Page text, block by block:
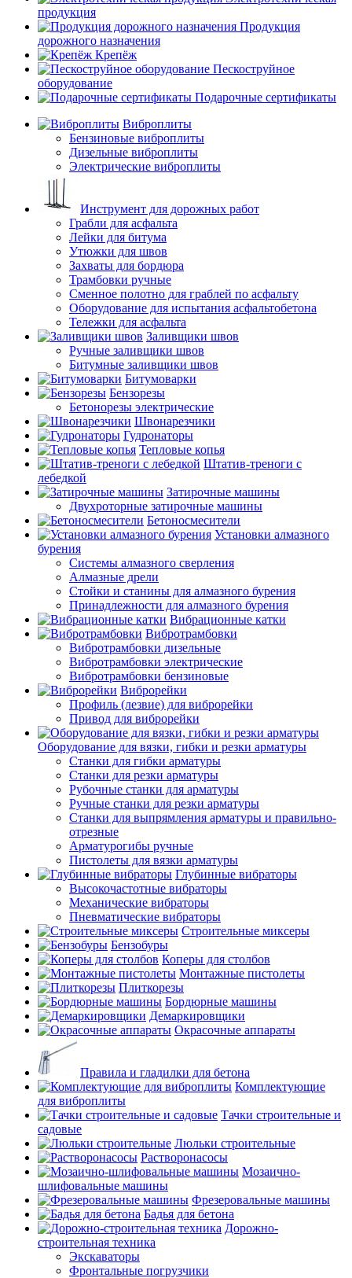
продукция
Продукция
дорожного назначения
Крепёж
Пескоструйное
оборудование
Подарочные сертификаты
Виброплиты
Бензиновые виброплиты
Дизельные виброплиты
Электрические виброплиты
Инструмент для дорожных работ
Грабли для асфальта
Лейки для битума
Утюжки для швов
Захваты для бордюра
Трамбовки ручные
Сменное полотно для граблей по асфальту
Оборудование для испытания асфальтобетона
Тележки для асфальта
Заливщики швов
Ручные заливщики швов
Битумные заливщики швов
Битумоварки
Бензорезы
Бетонорезы электрические
Швонарезчики
Гудронаторы
Тепловые копья
Штатив-треноги с
лебедкой
Затирочные машины
Двухроторные затирочные машины
Бетоносмесители
Установки алмазного
бурения
Системы алмазного сверления
Алмазные дрели
Стойки и станины для алмазного бурения
Принадлежности для алмазного бурения
Вибрационные катки
Вибротрамбовки
Вибротрамбовки дизельные
Вибротрамбовки электрические
Вибротрамбовки бензиновые
Виброрейки
Профиль (лезвие) для виброрейки
Привод для виброрейки
Оборудование для вязки, гибки и резки арматуры
Станки для гибки арматуры
Станки для резки арматуры
Рубочные станки для арматуры
Ручные станки для резки арматуры
Станки для выпрямления арматуры и правильно-
отрезные
Арматурогибы ручные
Пистолеты для вязки арматуры
Глубинные вибраторы
Высокочастотные вибраторы
Механические вибраторы
Пневматические вибраторы
Строительные миксеры
Бензобуры
Коперы для столбов
Монтажные пистолеты
Плиткорезы
Бордюрные машины
Демаркировщики
Окрасочные аппараты
Правила и гладилки для бетона
Комплектующие
для виброплиты
Тачки строительные и
садовые
Люльки строительные
Растворонасосы
Мозаично-
шлифовальные машины
Фрезеровальные машины
Бадья для бетона
Дорожно-
строительная техника
Экскаваторы
Фронтальные погрузчики